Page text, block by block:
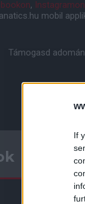
If
, Instagramon
mobil
Támogasd